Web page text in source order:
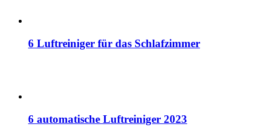
6 Luftreiniger für das Schlafzimmer
6 automatische Luftreiniger 2023